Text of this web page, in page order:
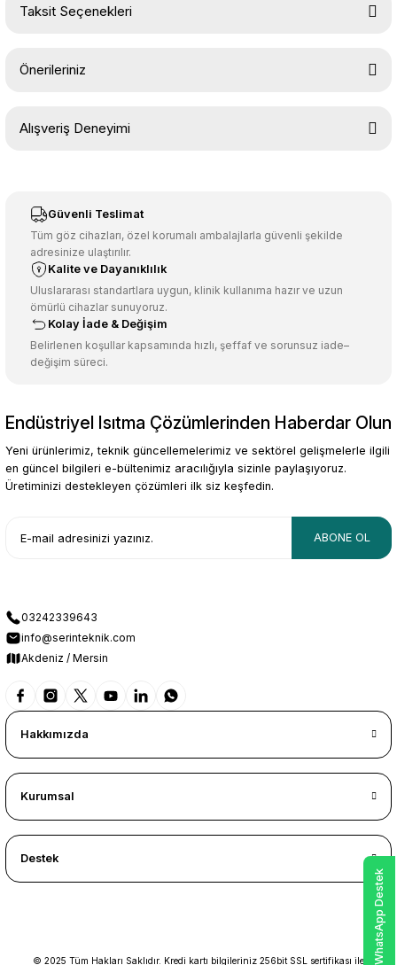
Taksit Seçenekleri
Önerileriniz
konularda yetersiz gördüğünüz noktaları öneri formunu kullanarak
Ürün resmi kalitesiz, bozuk veya görüntülenemiyor.
Ürün açıklamasında eksik bilgiler bulunuyor.
Ürün bilgilerinde hatalar bulunuyor.
Ürün fiyatı diğer sitelerden daha pahalı.
Bu ürüne benzer farklı alternatifler olmalı.
Gönder
Alışveriş Deneyimi
Güvenli Teslimat
Tüm göz cihazları, özel korumalı ambalajlarla güvenli şekilde
adresinize ulaştırılır.
Kalite ve Dayanıklılık
Uluslararası standartlara uygun, klinik kullanıma hazır ve uzun
ömürlü cihazlar sunuyoruz.
Kolay İade & Değişim
Belirlenen koşullar kapsamında hızlı, şeffaf ve sorunsuz iade–
değişim süreci.
Endüstriyel Isıtma Çözümlerinden Haberdar Olun
Yeni ürünlerimiz, teknik güncellemelerimiz ve sektörel gelişmelerle ilgili
en güncel bilgileri e-bültenimiz aracılığıyla sizinle paylaşıyoruz.
Üretiminizi destekleyen çözümleri ilk siz keşfedin.
ABONE OL
03242339643
info@serinteknik.com
Akdeniz / Mersin
Hakkımızda
Kurumsal
Destek
© 2025 Tüm Hakları Saklıdır. Kredi kartı bilgileriniz 256bit SSL sertifikası ile WhatsApp Destek